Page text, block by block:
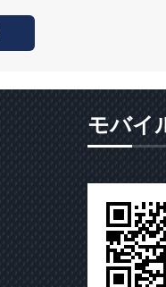
モバイ